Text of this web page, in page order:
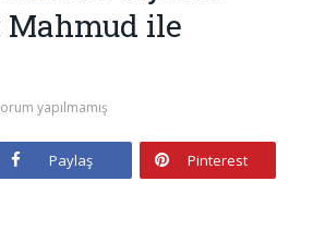
Mahmud ile
yapılmamış
Paylaş Pinterest